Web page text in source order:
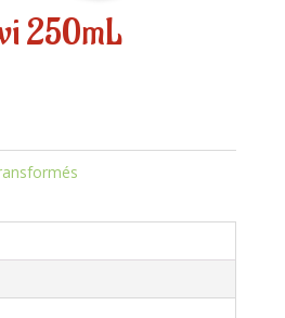
250mL